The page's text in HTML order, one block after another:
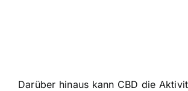
Darüber hinaus kann CBD die